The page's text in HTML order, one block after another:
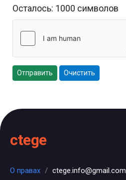
Осталось: 1000 символов
Отправить Очистить
ctege
О правах / ctege.info@gmail.com